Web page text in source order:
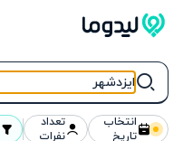
انتخاب
تاریخ
تعداد
نفرات